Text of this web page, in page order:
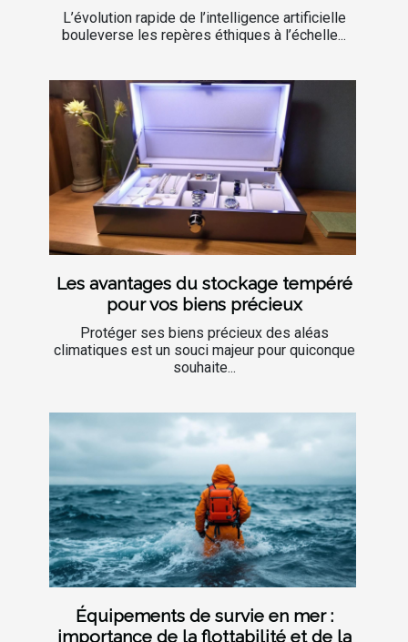
L’évolution rapide de l’intelligence artificielle
bouleverse les repères éthiques à l’échelle...
Les avantages du stockage tempéré
pour vos biens précieux
Protéger ses biens précieux des aléas
climatiques est un souci majeur pour quiconque
souhaite...
Équipements de survie en mer :
importance de la flottabilité et de la